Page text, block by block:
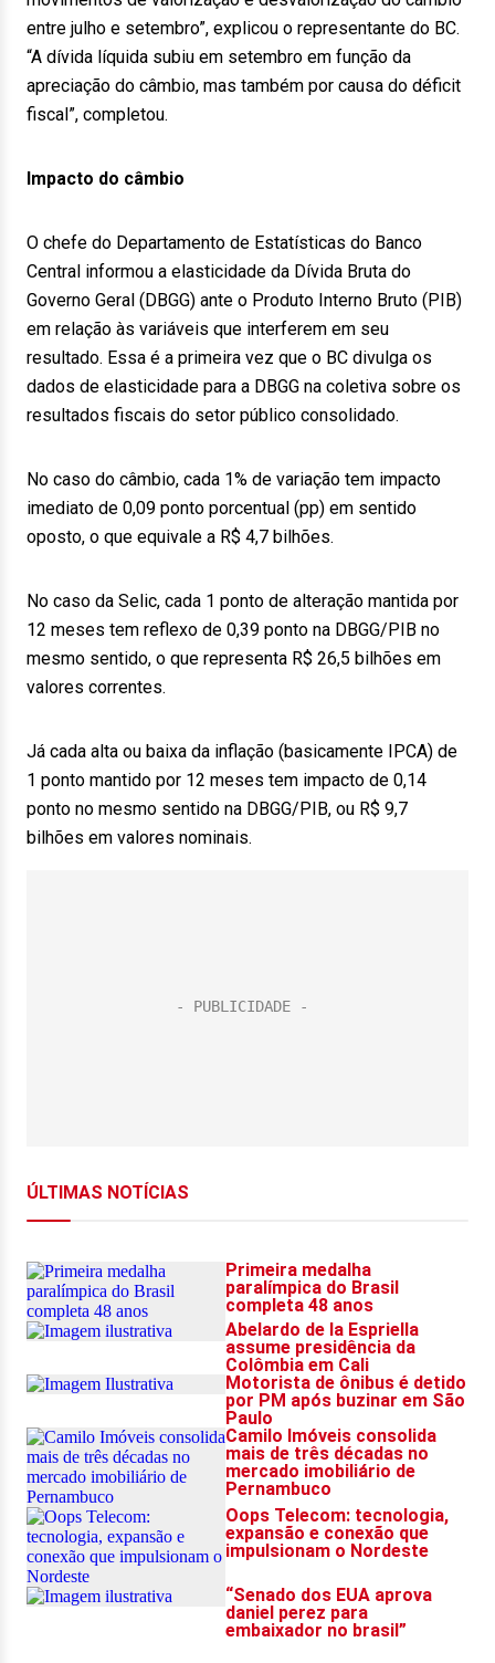
entre julho e setembro”, explicou o representante do BC.
“A dívida líquida subiu em setembro em função da
apreciação do câmbio, mas também por causa do déficit
fiscal”, completou.
Impacto do câmbio
O chefe do Departamento de Estatísticas do Banco
Central informou a elasticidade da Dívida Bruta do
Governo Geral (DBGG) ante o Produto Interno Bruto (PIB)
em relação às variáveis que interferem em seu
resultado. Essa é a primeira vez que o BC divulga os
dados de elasticidade para a DBGG na coletiva sobre os
resultados fiscais do setor público consolidado.
No caso do câmbio, cada 1% de variação tem impacto
imediato de 0,09 ponto porcentual (pp) em sentido
oposto, o que equivale a R$ 4,7 bilhões.
No caso da Selic, cada 1 ponto de alteração mantida por
12 meses tem reflexo de 0,39 ponto na DBGG/PIB no
mesmo sentido, o que representa R$ 26,5 bilhões em
valores correntes.
Já cada alta ou baixa da inflação (basicamente IPCA) de
1 ponto mantido por 12 meses tem impacto de 0,14
ponto no mesmo sentido na DBGG/PIB, ou R$ 9,7
bilhões em valores nominais.